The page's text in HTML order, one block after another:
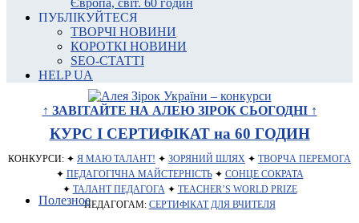
Європа, світ. 60 годин
ПУБЛІКУЙТЕСЯ
ТВОРЧІ НОВИНИ
КОРОТКІ НОВИНИ
SEO-СТАТТІ
HELP UA
↑ ЗАВІТАЙТЕ НА АЛЕЮ ЗІРОК СЬОГОДНІ ↑
КУРС І СЕРТИФІКАТ на 60 ГОДИН
КОНКУРСИ: ✦ Я МАЮ ТАЛАНТ! ✦ ЗОРЯНИЙ ШЛЯХ ✦ ТВОРЧА ПЕРЕМОГА
✦ ПЕДАГОГІЧНА МАЙСТЕРНІСТЬ✦ СОНЦЕ СОКРАТА
✦ ТАЛАНТ ПЕДАГОГА✦ TEACHER’S WORLD PRIZE
ПЕДАГОГАМ: СЕРТИФІКАТ ДЛЯ ВЧИТЕЛЯ
Полезное